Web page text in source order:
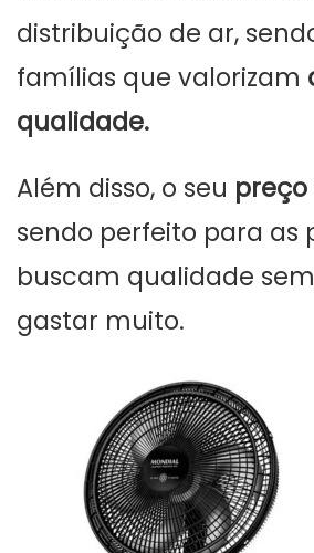
distribuição de ar,
famílias que valorizam
qualidade.
Além disso, o seu
sendo perfeito para as
buscam qualidade
gastar muito.